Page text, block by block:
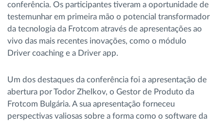
conferência. Os participantes tiveram a oportunidade de
testemunhar em primeira mão o potencial transformador
da tecnologia da Frotcom através de apresentações ao
vivo das mais recentes inovações, como o módulo
Driver coaching e a Driver app.
Um dos destaques da conferência foi a apresentação de
abertura por Todor Zhelkov, o Gestor de Produto da
Frotcom Bulgária. A sua apresentação forneceu
perspectivas valiosas sobre a forma como o software da